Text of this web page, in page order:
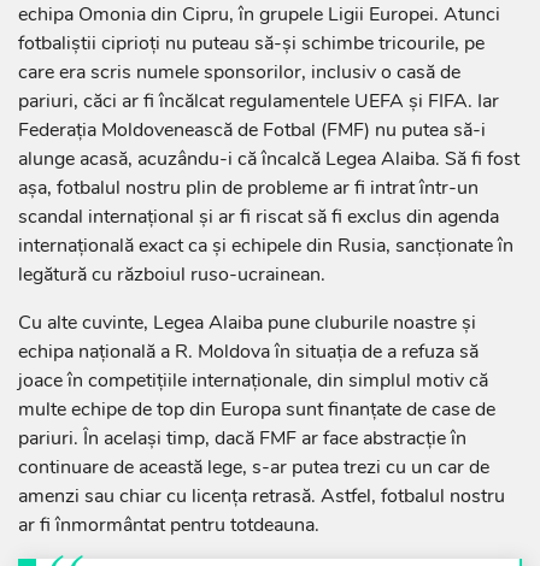
echipa Omonia din Cipru, în grupele Ligii Europei. Atunci
fotbaliștii ciprioți nu puteau să-și schimbe tricourile, pe
care era scris numele sponsorilor, inclusiv o casă de
pariuri, căci ar fi încălcat regulamentele UEFA și FIFA. Iar
Federația Moldovenească de Fotbal (FMF) nu putea să-i
alunge acasă, acuzându-i că încalcă Legea Alaiba. Să fi fost
așa, fotbalul nostru plin de probleme ar fi intrat într-un
scandal internațional și ar fi riscat să fi exclus din agenda
internațională exact ca și echipele din Rusia, sancționate în
legătură cu războiul ruso-ucrainean.
Cu alte cuvinte, Legea Alaiba pune cluburile noastre și
echipa națională a R. Moldova în situația de a refuza să
joace în competițiile internaționale, din simplul motiv că
multe echipe de top din Europa sunt finanțate de case de
pariuri. În același timp, dacă FMF ar face abstracție în
continuare de această lege, s-ar putea trezi cu un car de
amenzi sau chiar cu licența retrasă. Astfel, fotbalul nostru
ar fi înmormântat pentru totdeauna.